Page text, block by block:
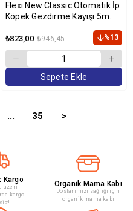
Flexi New Classic Otomatik İp
Köpek Gezdirme Kayışı 5m
₺823,00 ₺946,45 %13
Sepete Ekle
... 35 >
Kargo
üzeri
kargo
Organik Mama Kabı
Doslarımızı sağlığı için
organik mama kabı